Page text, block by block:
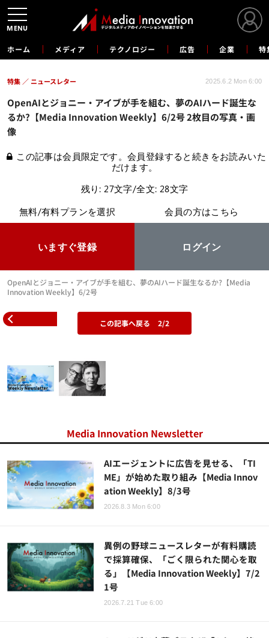
ホーム メディア テクノロジー 広告 企業 特
OpenAIとジョニー・アイブが手を組む、夢のAIハード誕生な
るか?【Media Innovation Weekly】6/2号 2枚目の写真・画
像
特集 ニュースレター 2025.6.2 Mon 6:00
この記事は会員限定です。会員登録すると続きをお読みいた
だけます。
残り: 27文字/全文: 28文字
無料/有料プランを選択
いますぐ登録
会員の方はこちら
ログイン
OpenAIとジョニー・アイブが手を組む、夢のAIハード誕生なるか?【Media
Innovation Weekly】6/2号
この記事へ戻る 2/2
Media Innovation Newsletter
AIエージェントに広告を見せる、「TI
ME」が始めた取り組み【Media Innov
ation Weekly】8/3号
2026.8.3 Mon 6:00
異例の野球ニュースレターが有料購読
で採算確保、「ごく限られた関心を取
る」【Media Innovation Weekly】7/2
1号
2026.7.21 Tue 6:00
MENU